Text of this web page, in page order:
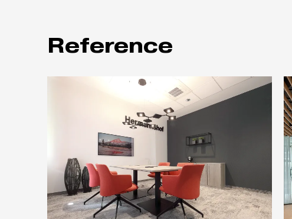
Reference